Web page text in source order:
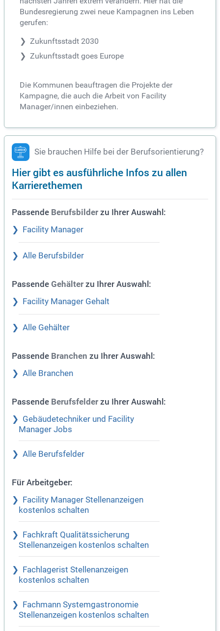
Bundesregierung zwei neue Kampagnen ins Leben
gerufen:
Zukunftsstadt 2030
Zukunftsstadt goes Europe
Die Kommunen beauftragen die Projekte der
Kampagne, die auch die Arbeit von Facility
Manager/innen einbeziehen.
Sie brauchen Hilfe bei der Berufsorientierung?
Hier gibt es ausführliche Infos zu allen
Karrierethemen
Passende Berufsbilder zu Ihrer Auswahl:
Facility Manager
Alle Berufsbilder
Passende Gehälter zu Ihrer Auswahl:
Facility Manager Gehalt
Alle Gehälter
Passende Branchen zu Ihrer Auswahl:
Alle Branchen
Passende Berufsfelder zu Ihrer Auswahl:
Gebäudetechniker und Facility
Manager Jobs
Alle Berufsfelder
Für Arbeitgeber:
Facility Manager Stellenanzeigen
kostenlos schalten
Fachkraft Qualitätssicherung
Stellenanzeigen kostenlos schalten
Fachlagerist Stellenanzeigen
kostenlos schalten
Fachmann Systemgastronomie
Stellenanzeigen kostenlos schalten